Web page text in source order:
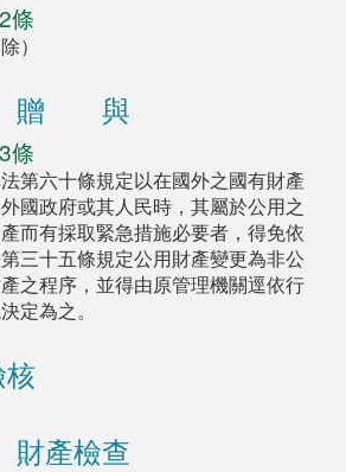
條
）
贈 與
條
第六十條規定以在國外之國有財產
國政府或其人民時，其屬於公用之
而有採取緊急措施必要者，得免依
三十五條規定公用財產變更為非公
之程序，並得由原管理機關逕依行
定為之。
產檢查